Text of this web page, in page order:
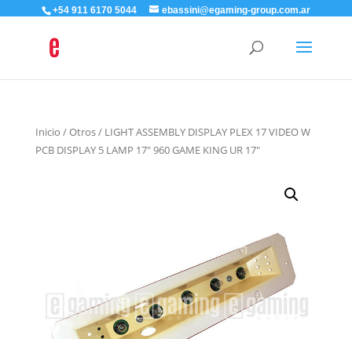
+54 911 6170 5044 ebassini@egaming-group.com.ar
Inicio /Otros/ LIGHT ASSEMBLY DISPLAY PLEX 17 VIDEO W
PCB DISPLAY 5 LAMP 17″ 960 GAME KING UR 17″